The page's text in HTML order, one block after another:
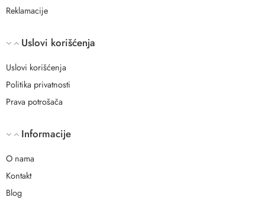
Reklamacije
Uslovi korišćenja
Uslovi korišćenja
Politika privatnosti
Prava potrošača
Informacije
O nama
Kontakt
Blog